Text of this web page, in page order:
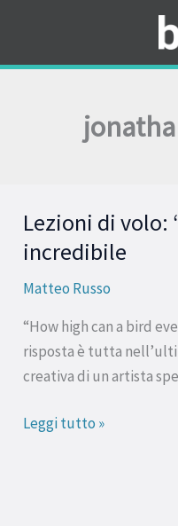
contenuto
Lezioni di volo:
incredibile
Matteo Russo
“How high can a bird
risposta è tutta
creativa di un artista
Lezioni
di
“Lahai”
di
Sampha
Leggi tutto »